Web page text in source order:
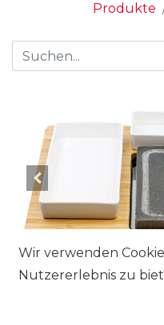
Produkte
Wir verwenden
Nutzererlebnis zu